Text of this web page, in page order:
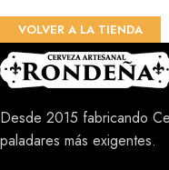
VOLVER A LA TIENDA
Desde 2015 fabricando
paladares más exigentes.